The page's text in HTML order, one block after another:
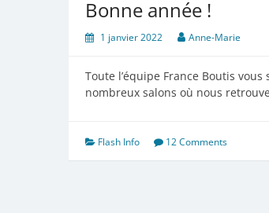
Bonne année !
1 janvier 2022 Anne-Marie
Toute l’équipe France Boutis
nombreux salons où nous
Flash Info 12 Comments